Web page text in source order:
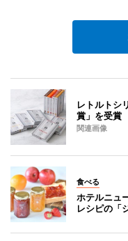
レトルトシ
賞」を受賞
関連画像
食べる
ホテルニュ
レシピの「